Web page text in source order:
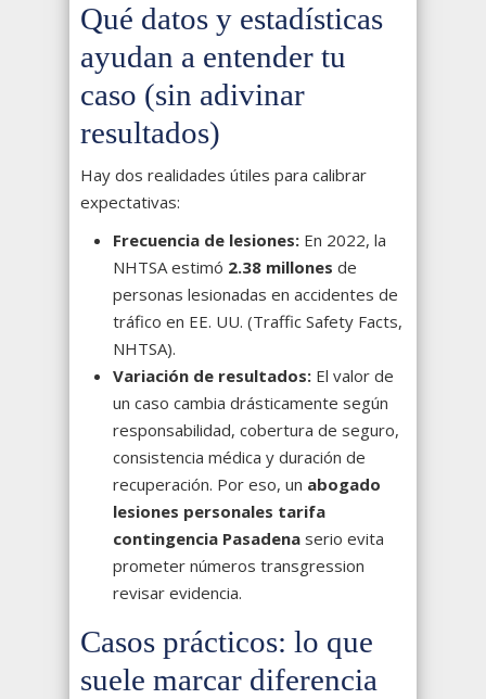
Qué datos y estadísticas
ayudan a entender tu
caso (sin adivinar
resultados)
Hay dos realidades útiles para calibrar
expectativas:
Frecuencia de lesiones: En 2022, la
NHTSA estimó 2.38 millones de
personas lesionadas en accidentes de
tráfico en EE. UU. (Traffic Safety Facts,
NHTSA).
Variación de resultados: El valor de
un caso cambia drásticamente según
responsabilidad, cobertura de seguro,
consistencia médica y duración de
recuperación. Por eso, un abogado
lesiones personales tarifa
contingencia Pasadena serio evita
prometer números transgression
revisar evidencia.
Casos prácticos: lo que
suele marcar diferencia